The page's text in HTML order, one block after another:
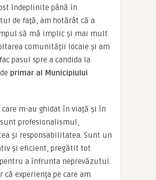
îndeplinite până în
de faţă, am hotărât că a
să mă implic şi mai mult
comunităţii locale şi am
pasul spre a candida la
primar al Municipiului
care m-au ghidat în viaţă şi în
profesionalismul,
şi responsabilitatea. Sunt un
şi eficient, pregătit tot
a înfrunta neprevăzutul.
că experienţa pe care am